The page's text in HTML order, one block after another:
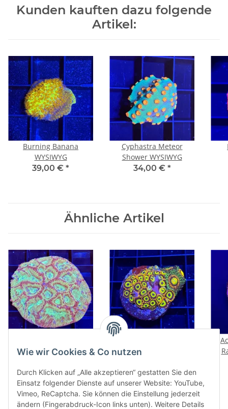
Kunden kauften dazu folgende
Artikel:
Burning Banana
WYSIWYG
39,00 € *
Cyphastra Meteor
Shower WYSIWYG
34,00 € *
Ähnliche Artikel
WYSIWYG
Incenerator Mix
Wie wir Cookies & Co nutzen
Durch Klicken auf „Alle akzeptieren“ gestatten Sie den
Einsatz folgender Dienste auf unserer Website: YouTube,
Vimeo, ReCaptcha. Sie können die Einstellung jederzeit
ändern (Fingerabdruck-Icon links unten). Weitere Details